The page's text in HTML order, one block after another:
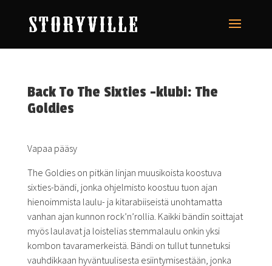
Back To The Sixties -klubi: The
Goldies
Vapaa pääsy
The Goldies on pitkän linjan muusikoista koostuva
sixties-bändi, jonka ohjelmisto koostuu tuon ajan
hienoimmista laulu- ja kitarabiiseistä unohtamatta
vanhan ajan kunnon rock’n’rollia. Kaikki bändin soittajat
myös laulavat ja loistelias stemmalaulu onkin yksi
kombon tavaramerkeistä. Bändi on tullut tunnetuksi
vauhdikkaan hyväntuulisesta esiintymisestään, jonka